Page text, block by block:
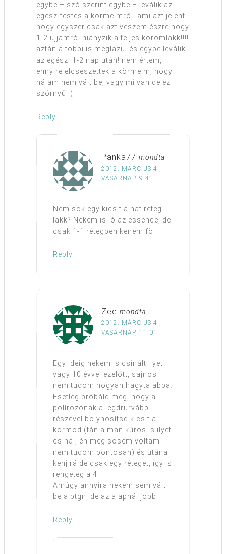
egybe – szó szerint egybe – leválik az
egész festés a körmeimről. ami azt jelenti
hogy egyszer csak azt veszem észre hogy
1-2 ujjamról hiányzik a teljes körömlakk!!!!
aztán a többi is meglazul és egybe leválik
az egész. 1-2 nap után! nem értem,
ennyire elcseszettek a körmeim, hogy
nálam nem vált be, vagy mi van de ez
szörnyű :(
Reply
Panka77 mondta
2012. MÁRCIUS 4.,
VASÁRNAP, 9:41
Nem sok egy kicsit a hat réteg
lakk? Nekem is jó az essence, de
csak 1-1 rétegben kenem föl.
Reply
Zee mondta
2012. MÁRCIUS 4.,
VASÁRNAP, 11:01
Egy ideig nekem is csinált ilyet
vagy 10 évvel ezelőtt, sajnos
nem tudom hogyan hagyta abba.
Esetleg próbáld meg, hogy a
polírozónak a legdrurvább
részével bolyhosítsd kicsit a
körmöd (tán a manikűrös is ilyet
csinál, én még sosem voltam
nem tudom pontosan) és utána
kenj rá de csak egy réteget, így is
rengeteg a 4.
Amúgy annyira nekem sem vált
be a btgn, de az alapnál jobb.
Reply